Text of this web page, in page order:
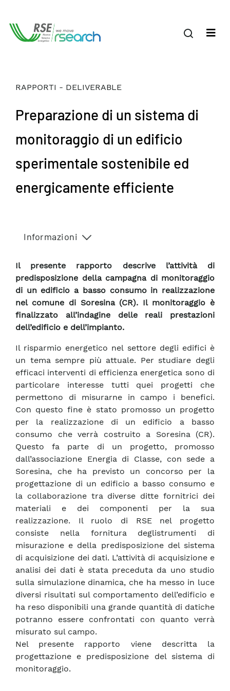
RAPPORTI - DELIVERABLE
Preparazione di un sistema di
monitoraggio di un edificio
sperimentale sostenibile ed
energicamente efficiente
Informazioni
Il presente rapporto descrive l’attività di
predisposizione della campagna di monitoraggio
di un edificio a basso consumo in realizzazione
nel comune di Soresina (CR). Il monitoraggio è
finalizzato all’indagine delle reali prestazioni
dell’edificio e dell’impianto.
Il risparmio energetico nel settore degli edifici è
un tema sempre più attuale. Per studiare degli
efficaci interventi di efficienza energetica sono di
particolare interesse tutti quei progetti che
permettono di misurarne in campo i benefici.
Con questo fine è stato promosso un progetto
per la realizzazione di un edificio a basso
consumo che verrà costruito a Soresina (CR).
Questo fa parte di un progetto, promosso
dall’associazione Energia di Classe, con sede a
Soresina, che ha previsto un concorso per la
progettazione di un edificio a basso consumo e
la collaborazione tra diverse ditte fornitrici dei
materiali e dei componenti per la sua
realizzazione. Il ruolo di RSE nel progetto
consiste nella fornitura deglistrumenti di
misurazione e della predisposizione del sistema
di acquisizione dei dati. L’attività di acquisizione e
analisi dei dati è stata preceduta da uno studio
sulla simulazione dinamica, che ha messo in luce
diversi risultati sul comportamento dell’edificio e
ha reso disponibili una grande quantità di datiche
potranno essere confrontati con quanto verrà
misurato sul campo.
Nel presente rapporto viene descritta la
progettazione e predisposizione del sistema di
monitoraggio.